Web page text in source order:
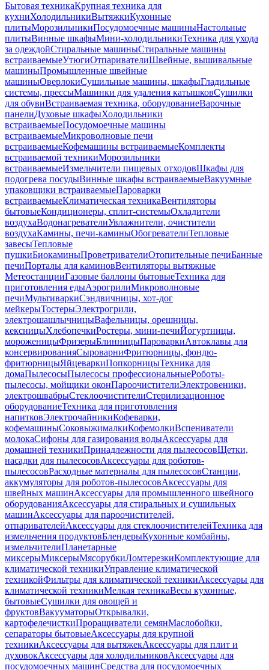
Бытовая техникаКрупная техника для
кухниХолодильникиВытяжкиКухонные
плитыМорозильникиПосудомоечные машиныНастольные
плитыВинные шкафыМини-холодильникиТехника для ухода
за одеждойСтиральные машиныСтиральные машины
встраиваемыеУтюгиОтпаривателиШвейные, вышивальные
машиныПромышленные швейные
машиныОверлокиСушильные машины, шкафыГладильные
системы, прессыМашинки для удаления катышковСушилки
для обувиВстраиваемая техника, оборудованиеВарочные
панелиДуховые шкафыХолодильники
встраиваемыеПосудомоечные машины
встраиваемыеМикроволновые печи
встраиваемыеКофемашины встраиваемыеКомплекты
встраиваемой техникиМорозильники
встраиваемыеИзмельчители пищевых отходовШкафы для
подогрева посудыВинные шкафы встраиваемыеВакуумные
упаковщики встраиваемыеПароварки
встраиваемыеКлиматическая техникаВентиляторы
бытовыеКондиционеры, сплит-системыОхладители
воздухаВодонагревателиУвлажнители, очистители
воздухаКамины, печи-каминыОбогревателиТепловые
завесыТепловые
пушкиБиокаминыПроветривателиОтопительные печиБанные
печиПорталы для каминовВентиляторы вытяжные
МетеостанцииГазовые баллоны бытовыеТехника для
приготовления едыАэрогрилиМикроволновые
печиМультиваркиСэндвичницы, хот-дог
мейкерыТостерыЭлектрогрили,
электрошашлычницыВафельницы, орешницы,
кексницыХлебопечкиРостеры, мини-печиЙогуртницы,
мороженицыФризерыБлинницыПароваркиАвтоклавы для
консервированияСыроварниФритюрницы, фондю-
фритюрницыЯйцеваркиПопкорницыТехника для
домаПылесосыПылесосы профессиональныеРоботы-
пылесосы, мойщики оконПароочистителиЭлектровеники,
электрошвабрыСтеклоочистителиСтерилизационное
оборудованиеТехника для приготовления
напитковЭлектрочайникиКофеварки,
кофемашиныСоковыжималкиКофемолкиВспениватели
молокаСифоны для газирования водыАксессуары для
домашней техникиПринадлежности для пылесосовЩетки,
насадки для пылесосовАксессуары для роботов-
пылесосовРасходные материалы для пылесосовСтанции,
аккумуляторы для роботов-пылесосовАксессуары для
швейных машинАксессуары для промышленного швейного
оборудованияАксессуары для стиральных и сушильных
машинАксессуары для пароочистителей,
отпаривателейАксессуары для стеклоочистителейТехника для
измельчения продуктовБлендерыКухонные комбайны,
измельчителиПланетарные
миксерыМиксерыМясорубкиЛомтерезкиКомплектующие для
климатической техникиУправление климатической
техникойФильтры для климатической техникиАксессуары для
климатической техникиМелкая техникаВесы кухонные,
бытовыеСушилки для овощей и
фруктовВакууматорыОткрывалки,
картофелечисткиПроращиватели семянМаслобойки,
сепараторы бытовыеАксессуары для крупной
техникиАксессуары для вытяжекАксессуары для плит и
духовокАксессуары для холодильниковАксессуары для
посудомоечных машинСредства для посудомоечных